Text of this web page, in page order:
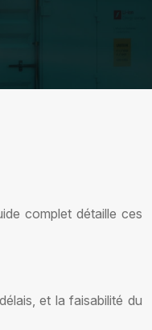
complet détaille ces
et la faisabilité du